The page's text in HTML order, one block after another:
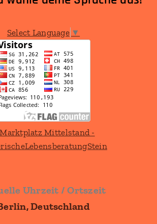
Select Language ▼
Uhrzeit / Ortszeit
Deutschland